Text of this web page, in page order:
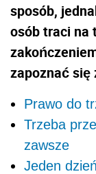
sposób,
osób traci na
zapoznać się
Prawo do
Trzeba
zawsze
Jeden